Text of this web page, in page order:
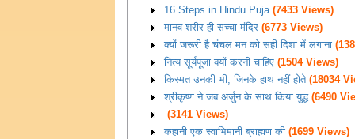
16 Steps in Hindu Puja(7433 Views)
मानव शरीर ही सच्चा मंदिर (6773 Views)
क्यों जरूरी है चंचल मन को सही दिशा में लगाना
नित्य सूर्यपूजा क्यों करनी चाहिए (1504 Views)
किस्मत उनकी भी, जिनके हाथ नहीं होते(18034
श्रीकृष्ण ने जब अर्जुन के साथ किया युद्ध(6490
(3141 Views)
कहानी एक स्वाभिमानी ब्राह्मण की (1699 Views)